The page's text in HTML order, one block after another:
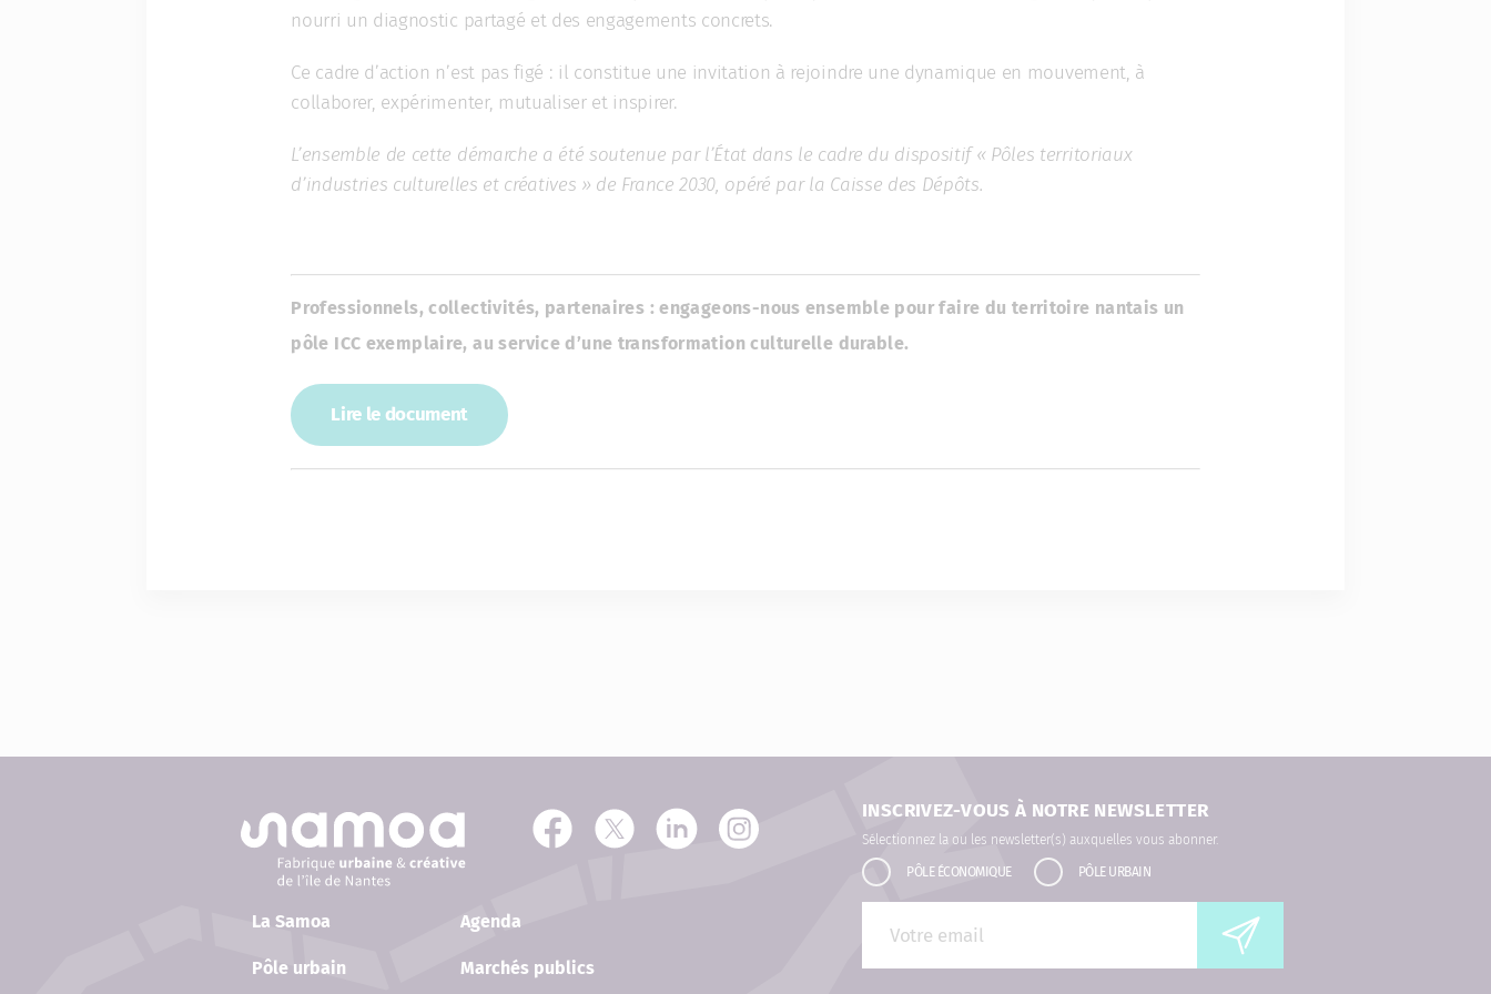
nourri un diagnostic partagé et des engagements concrets.
Ce cadre d’action n’est pas figé : il constitue une invitation à rejoindre une dynamique en mouvement, à
collaborer, expérimenter, mutualiser et inspirer.
L’ensemble de cette démarche a été soutenue par l’État dans le cadre du dispositif « Pôles territoriaux
d’industries culturelles et créatives » de France 2030, opéré par la Caisse des Dépôts.
Professionnels, collectivités, partenaires : engageons-nous ensemble pour faire du territoire nantais un
pôle ICC exemplaire, au service d’une transformation culturelle durable.
Lire le document
La Samoa
Pôle urbain
Agenda
Marchés publics
INSCRIVEZ-VOUS À NOTRE NEWSLETTER
Sélectionnez la ou les newsletter(s) auxquelles vous abonner.
PÔLE ÉCONOMIQUE PÔLE URBAIN